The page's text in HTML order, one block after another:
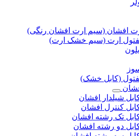
افشان (سیم ارت افشان رنگی)
ارت (سیم خشک ارت)
(کابل خشک)
شیلدار افشان
کنترل افشان
تک رشته افشان
دو رشته افشان